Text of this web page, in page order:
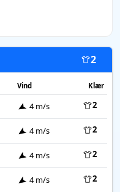
2
Vind Klær
4 m/s 2
4 m/s 2
4 m/s 2
4 m/s 2